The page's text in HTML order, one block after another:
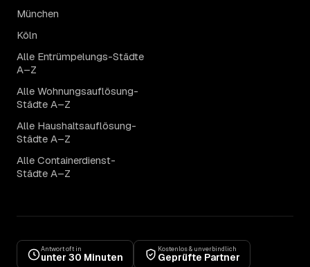
München
Köln
Alle Entrümpelungs-Städte
A–Z
Alle Wohnungsauflösung-
Städte A–Z
Alle Haushaltsauflösung-
Städte A–Z
Alle Containerdienst-
Städte A–Z
Antwort oft in
unter 30 Minuten
Kostenlos & unverbindlich
Geprüfte Partner